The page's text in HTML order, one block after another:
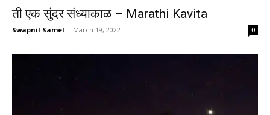
ती एक सुंदर संध्याकाळ – Marathi Kavita
Swapnil Samel - March 19, 2022 0